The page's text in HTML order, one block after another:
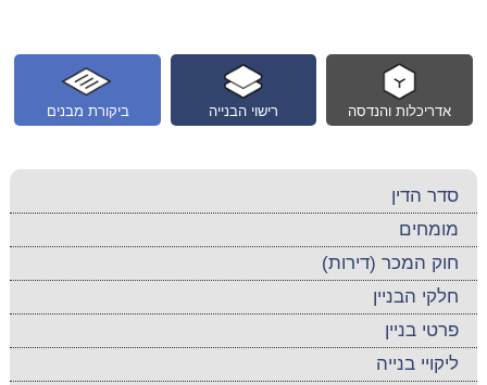
ביקורת מבנים רישוי הבנייה אדריכלות והנדסה
סדר הדין
מומחים
חוק המכר (דירות)
חלקי הבניין
פרטי בניין
ליקויי בנייה